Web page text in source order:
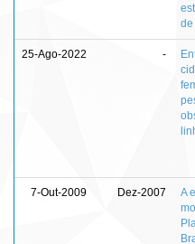
de
25-Ago-2022 -
7-Out-2009 Dez-2007
A